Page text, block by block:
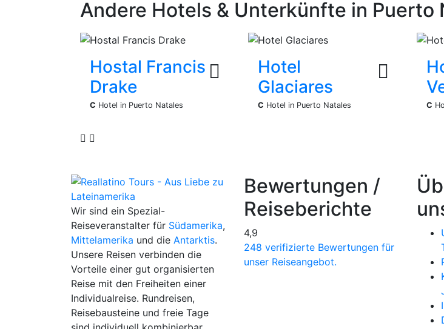
Andere Hotels & Unterkünfte in Puerto
Hostal Francis
Drake
C Hotel in Puerto Natales
Hotel
Glaciares
C Hotel in Puerto Natales C
Wir sind ein Spezial-
Reiseveranstalter für Südamerika,
Mittelamerika und die Antarktis.
Unsere Reisen verbinden die
Vorteile einer gut organisierten
Reise mit den Freiheiten einer
Individualreise. Rundreisen,
Reisebausteine und freie Tage
Bewertungen /
Reiseberichte
4,9
248 verifizierte Bewertungen für
unser Reiseangebot.